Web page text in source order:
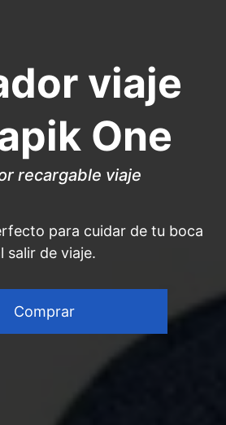
viaje
One
recargable viaje
para cuidar de tu boca
salir de viaje.
Comprar